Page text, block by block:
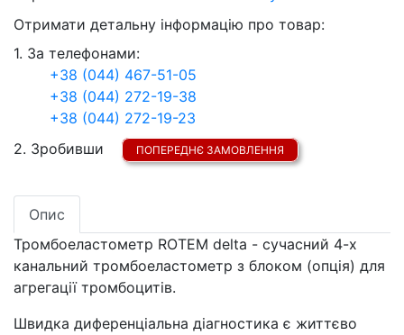
Отримати детальну інформацію про товар:
1. За телефонами:
+38 (044) 467-51-05
+38 (044) 272-19-38
+38 (044) 272-19-23
2. Зробивши
ПОПЕРЕДНЄ ЗАМОВЛЕННЯ
Опис
Тромбоеластометр ROTEM delta - сучасний 4-х
канальний тромбоеластометр з блоком (опція) для
агрегації тромбоцитів.
Швидка диференціальна діагностика є життєво